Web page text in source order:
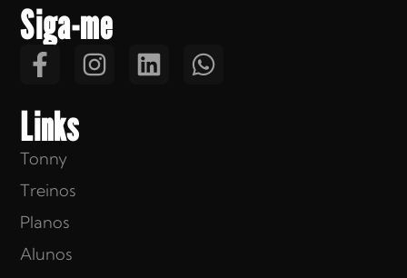
Siga-me
Links
Tonny
Treinos
Planos
Alunos